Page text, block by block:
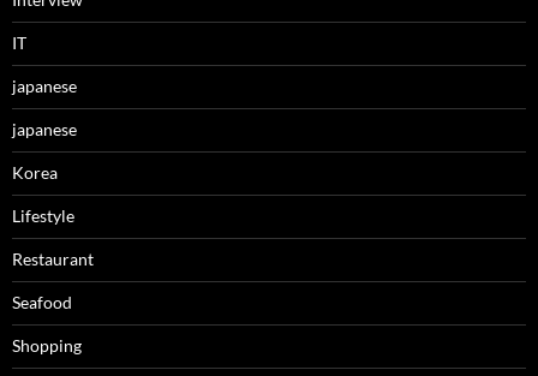
IT
japanese
japanese
Korea
Lifestyle
Restaurant
Seafood
Shopping